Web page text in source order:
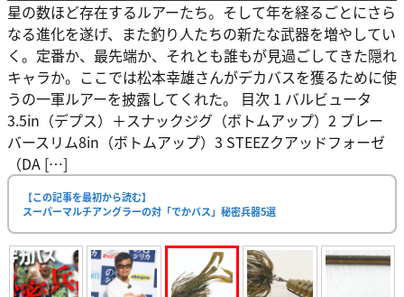
星の数ほど存在するルアーたち。そして年を経るごとにさら
なる進化を遂げ、また釣り人たちの新たな武器を増やしてい
く。定番か、最先端か、それとも誰もが見過ごしてきた隠れ
キャラか。ここでは松本幸雄さんがデカバスを獲るために使
うの一軍ルアーを披露してくれた。 目次 1 バルビュータ
3.5in（デプス）＋スナックジグ（ボトムアップ）2 ブレー
バースリム8in（ボトムアップ）3 STEEZクアッドフォーゼ
（DA […]
【この記事を最初から読む】
スーパーマルチアングラーの対「でかバス」秘密兵器5選